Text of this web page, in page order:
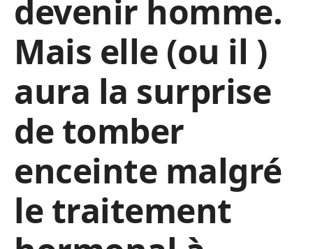
devenir homme.
Mais elle (ou il )
aura la surprise
de tomber
enceinte malgré
le traitement